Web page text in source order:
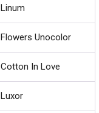
Linum
Flowers Unocolor
Cotton In Love
Luxor